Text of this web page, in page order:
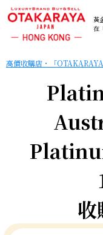
黃
在
高價收購店・「
收